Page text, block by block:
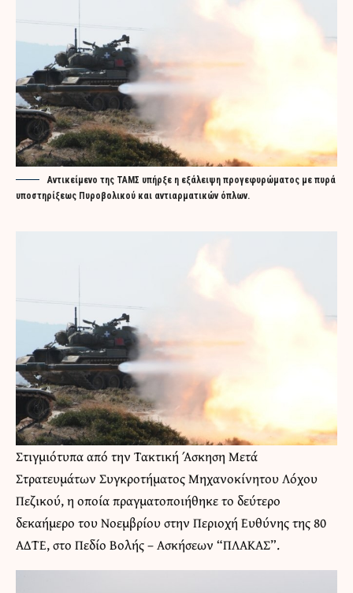
Αντικείμενο της ΤΑΜΣ υπήρξε η εξάλειψη προγεφυρώματος με πυρά
υποστηρίξεως Πυροβολικού και αντιαρματικών όπλων.
Στιγμιότυπα από την Τακτική Άσκηση Μετά
Στρατευμάτων Συγκροτήματος Μηχανοκίνητου Λόχου
Πεζικού, η οποία πραγματοποιήθηκε το δεύτερο
δεκαήμερο του Νοεμβρίου στην Περιοχή Ευθύνης της 80
ΑΔΤΕ, στο Πεδίο Βολής – Ασκήσεων “ΠΛΑΚΑΣ”.